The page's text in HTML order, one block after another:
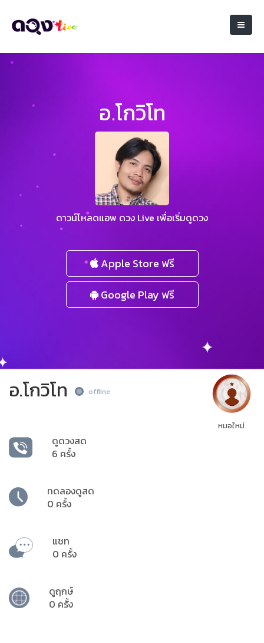
อ.โกวิโท
ดาวน์โหลดแอพ ดวง Live เพื่อเริ่มดูดวง
Apple Store ฟรี
Google Play ฟรี
อ.โกวิโท offline
ดูดวงสด
6 ครั้ง
ทดลองดูสด
0 ครั้ง
แชท
0 ครั้ง
ดูฤกษ์
0 ครั้ง
หมอใหม่